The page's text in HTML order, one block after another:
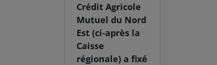
Crédit Agricole
Mutuel du Nord
Est (ci-après la
Caisse
régionale) a fixé